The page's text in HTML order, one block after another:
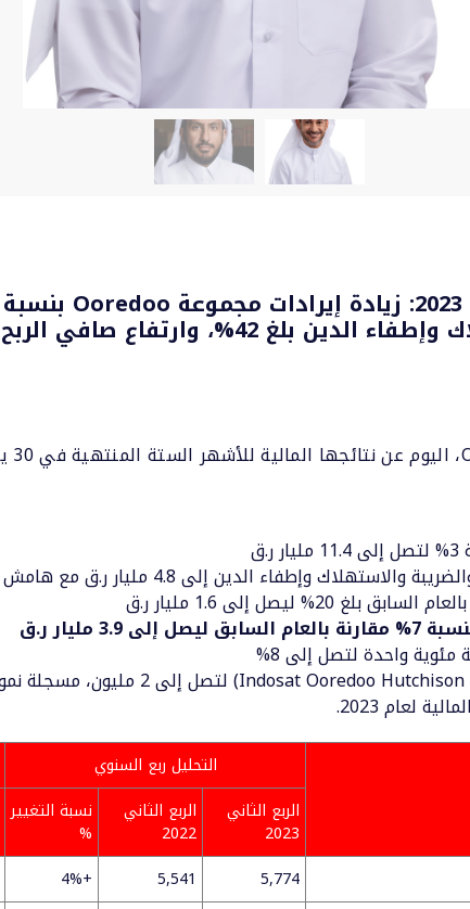
وإطفاء الدين إلى 4.8 مليار ر.ق مع هامش قوي بلغ 42%
ليصل إلى 1.6 مليار ر.ق
ر.ق
واحدة لتصل إلى 8%
لعام 2023.
التحليل ربع السنوي
الربع الثاني
2023
الربع الثاني
2022
نسبة التغيير
%
5,774
5,541
+4%